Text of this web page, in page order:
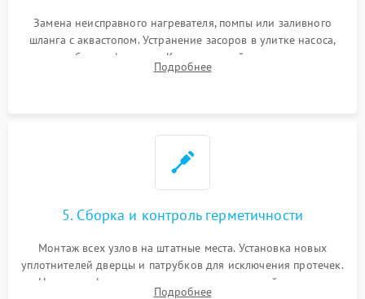
Замена неисправного нагревателя, помпы или заливного
шланга с аквастопом. Устранение засоров в улитке насоса,
патрубках и фильтрах. Компонентный ремонт платы
управления, восстановление поврежденной проводки.
Подробнее
5. Сборка и контроль герметичности
Монтаж всех узлов на штатные места. Установка новых
уплотнителей дверцы и патрубков для исключения протечек.
Надежная фиксация хомутов гидравлической системы,
Подробнее